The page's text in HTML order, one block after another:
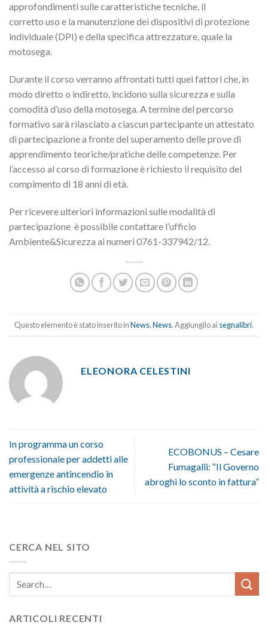
approfondimenti sulle caratteristiche tecniche, il
corretto uso e la manutenzione dei dispositivi di protezione
individuale (DPI) e della specifica attrezzature, quale la
motosega.
Durante il corso verranno affrontati tutti quei fattori che, in
modo diretto o indiretto, incidono sulla sicurezza e sulla
comodità d’uso della motosega. A termine del percorso
formativo sarà rilasciato a ciascun partecipante un attestato
di partecipazione a fronte del superamento delle prove di
apprendimento teoriche/pratiche delle competenze. Per
l’accesso al corso di formazione è richiesto il requisito del
compimento di 18 anni di età.
Per ricevere ulteriori informazioni sulle modalità di
partecipazione è possibile contattare l’ufficio
Ambiente&Sicurezza ai numeri 0761-337942/12.
Questo elemento è stato inserito inNews,News. Aggiungilo aisegnalibri.
ELEONORA CELESTINI
In programma un corso
professionale per addetti alle
emergenze antincendio in
attività a rischio elevato
ECOBONUS – Cesare
Fumagalli: “Il Governo
abroghi lo sconto in fattura”
CERCA NEL SITO
ARTICOLI RECENTI